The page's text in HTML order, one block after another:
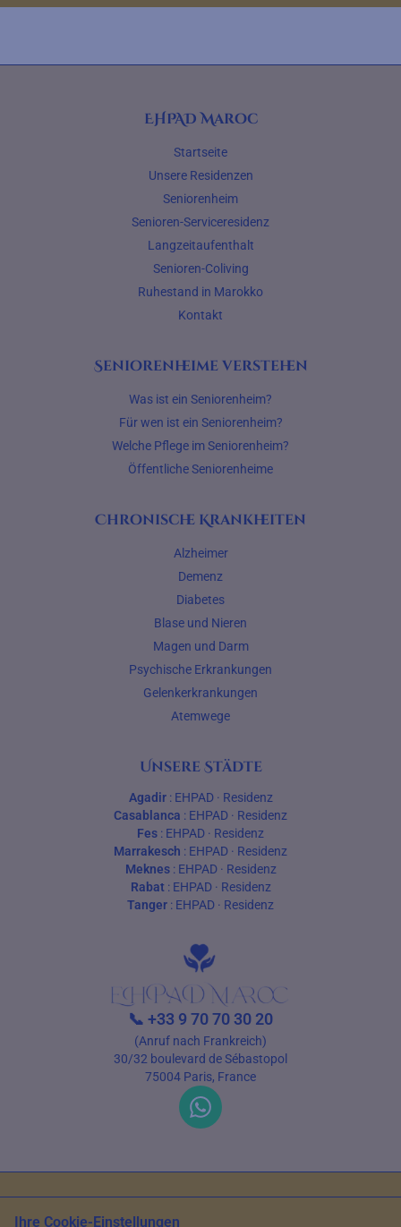
EHPAD Maroc
Startseite
Unsere Residenzen
Seniorenheim
Senioren-Serviceresidenz
Langzeitaufenthalt
Senioren-Coliving
Ruhestand in Marokko
Kontakt
Seniorenheime verstehen
Was ist ein Seniorenheim?
Für wen ist ein Seniorenheim?
Welche Pflege im Seniorenheim?
Öffentliche Seniorenheime
Chronische Krankheiten
Alzheimer
Demenz
Diabetes
Blase und Nieren
Magen und Darm
Psychische Erkrankungen
Gelenkerkrankungen
Atemwege
Unsere Städte
Agadir: EHPAD· Residenz
Casablanca : EHPAD · Residenz
Fes : EHPAD · Residenz
Marrakesch : EHPAD · Residenz
Meknes: EHPAD· Residenz
Rabat: EHPAD· Residenz
Tanger : EHPAD · Residenz
📞 +33 9 70 70 30 20
(Anruf nach Frankreich)
30/32 boulevard de Sébastopol
75004 Paris, France
Ihre Cookie-Einstellungen